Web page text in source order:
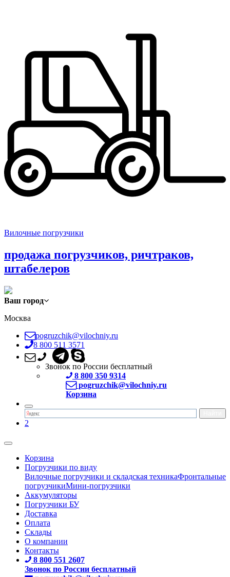
Вилочные погрузчики
продажа погрузчиков, ричтраков,
штабелеров
Ваш город
Москва
pogruzchik@vilochniy.ru
8 800 511 3571
Звонок по России бесплатный
8 800 350 9314
pogruzchik@vilochniy.ru
Корзина
2
Корзина
Погрузчики по виду
Вилочные погрузчики и складская техникаФронтальные
погрузчикиМини-погрузчики
Аккумуляторы
Погрузчики БУ
Доставка
Оплата
Склады
О компании
Контакты
8 800 551 2607
Звонок по России бесплатный